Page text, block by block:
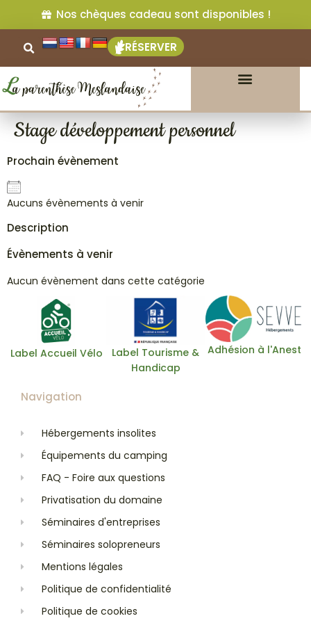
Nos chèques cadeau sont disponibles !
RÉSERVER
Stage développement personnel
Prochain évènement
Aucuns évènements à venir
Description
Évènements à venir
Aucun évènement dans cette catégorie
Label Accueil Vélo
Label Tourisme &
Handicap
Adhésion à l'Anest
Navigation
Hébergements insolites
Équipements du camping
FAQ - Foire aux questions
Privatisation du domaine
Séminaires d'entreprises
Séminaires solopreneurs
Mentions légales
Politique de confidentialité
Politique de cookies